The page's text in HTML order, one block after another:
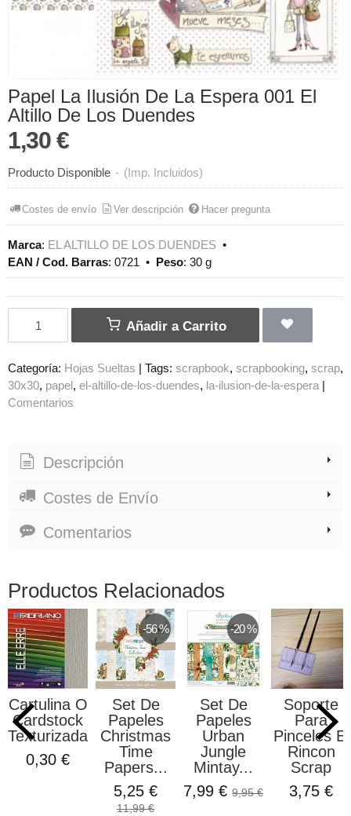
Papel La Ilusión De La Espera 001 El
Altillo De Los Duendes
1,30 €
Producto Disponible - (Imp. Incluidos)
Costes de envío Ver descripción Hacer pregunta
Marca: EL ALTILLO DE LOS DUENDES •
EAN / Cod. Barras: 0721 • Peso: 30 g
Añadir a Carrito
Categoría: Hojas Sueltas | Tags: scrapbook scrapbooking scrap
30x30 papel el-altillo-de-los-duendes la-ilusion-de-la-espera |
Comentarios
Descripción
Costes de Envío
Comentarios
Productos Relacionados
Cartulina O
Cardstock
Texturizada...
0,30 €
-56 %
Set De
Papeles
Christmas
Time
Papers...
5,25 €
11,99 €
-20 %
Set De
Papeles
Urban
Jungle
Mintay...
7,99 €9,95 €
Soporte
Para
Pinceles El
Rincon
Scrap
3,75 €